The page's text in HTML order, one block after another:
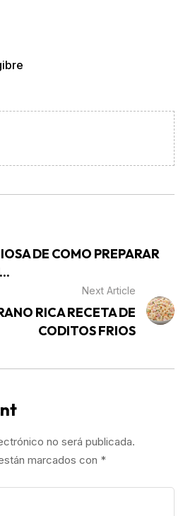
DE COMO PREPARAR
Next Article
RICA RECETA DE
CODITOS FRIOS
no será publicada.
marcados con *